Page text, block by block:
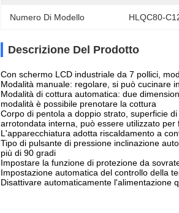
Numero Di Modello HLQC80-
Descrizione Del Prodotto
Con schermo LCD industriale da 7 pollici,
Modalità manuale: regolare, si può cucinare
Modalità di cottura automatica: due
modalità è possibile prenotare la cottura
Corpo di pentola a doppio strato, superficie
arrotondata interna, può essere utilizzato
L'apparecchiatura adotta riscaldamento a
Tipo di pulsante di pressione inclinazione
più di 90 gradi
Impostare la funzione di protezione da
Impostazione automatica del controllo della
Disattivare automaticamente l'alimentazione